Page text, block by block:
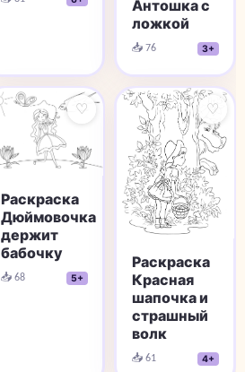
Антошка с
ложкой
📥 76 3+
♡
Раскраска
Дюймовочка
держит
бабочку
📥 68 5+
♡
Раскраска
Красная
шапочка и
страшный
волк
📥 61 4+